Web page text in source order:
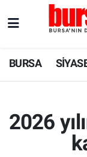
BURSA
2026
Süper Lig